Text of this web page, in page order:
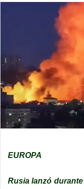
EUROPA
Rusia lanzó